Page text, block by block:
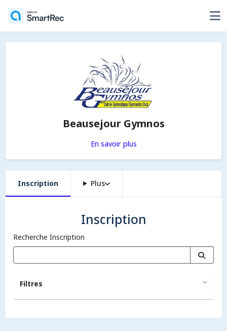
Beausejour Gymnos
En savoir plus
Inscription Plus
Inscription
Recherche Inscription
Filtres